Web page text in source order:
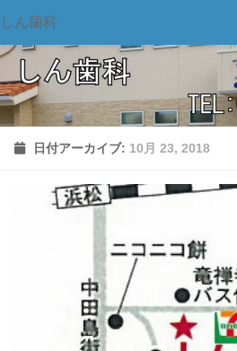
しん歯科
日付アーカイブ: 10月 23, 2018